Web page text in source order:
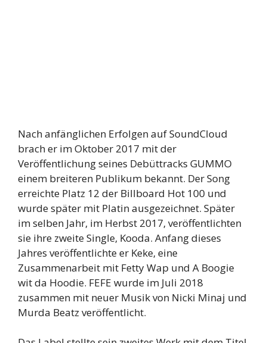
Nach anfänglichen Erfolgen auf SoundCloud
brach er im Oktober 2017 mit der
Veröffentlichung seines Debüttracks GUMMO
einem breiteren Publikum bekannt. Der Song
erreichte Platz 12 der Billboard Hot 100 und
wurde später mit Platin ausgezeichnet. Später
im selben Jahr, im Herbst 2017, veröffentlichten
sie ihre zweite Single, Kooda. Anfang dieses
Jahres veröffentlichte er Keke, eine
Zusammenarbeit mit Fetty Wap und A Boogie
wit da Hoodie. FEFE wurde im Juli 2018
zusammen mit neuer Musik von Nicki Minaj und
Murda Beatz veröffentlicht.